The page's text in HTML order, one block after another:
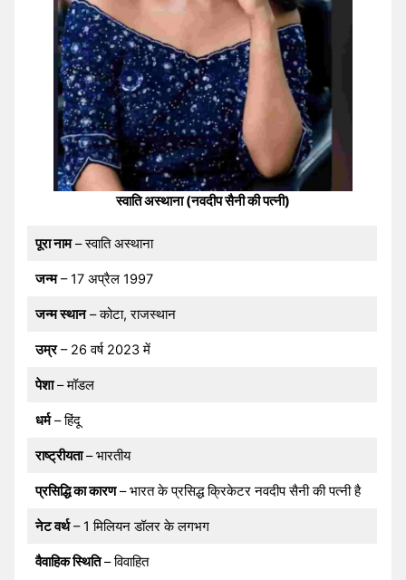
स्वाति अस्थाना (नवदीप सैनी की पत्नी)
पूरा नाम– स्वाति अस्थाना
जन्म– 17 अप्रैल 1997
जन्म स्थान– कोटा, राजस्थान
उम्र– 26 वर्ष 2023 में
पेशा– मॉडल
धर्म– हिंदू
राष्ट्रीयता– भारतीय
प्रसिद्धि का कारण– भारत के प्रसिद्ध क्रिकेटर नवदीप सैनी की पत्नी है
नेट वर्थ– 1 मिलियन डॉलर के लगभग
वैवाहिक स्थिति– विवाहित